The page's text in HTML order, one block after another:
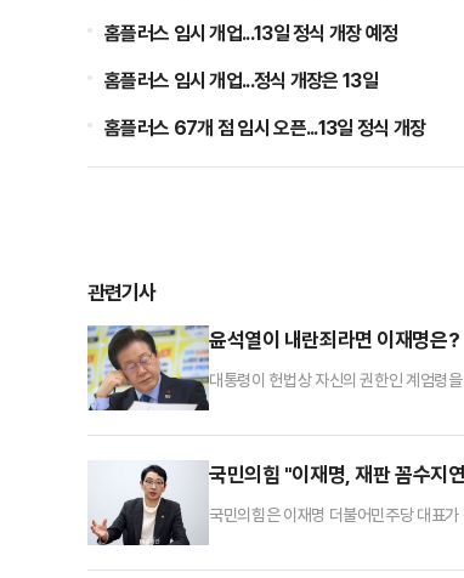
홈플러스 임시 개업...13일 정식 개장 예정
홈플러스 임시 개업...정식 개장은 13일
홈플러스 67개 점 임시 오픈...13일 정식 개장
관련기사
윤석열이 내란죄라면 이재명은?
대통령이 헌법상 자신의 권한인 계엄령
로 ‘병력으로써 군사상의 필요에 응하거
국민의힘 "이재명, 재판 꼼수지
국민의힘은 이재명 더불어민주당 대표
수령하고 당당하게 2심에 임하라"고 강